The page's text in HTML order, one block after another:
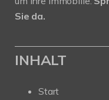
Sie da.
INHALT
Start